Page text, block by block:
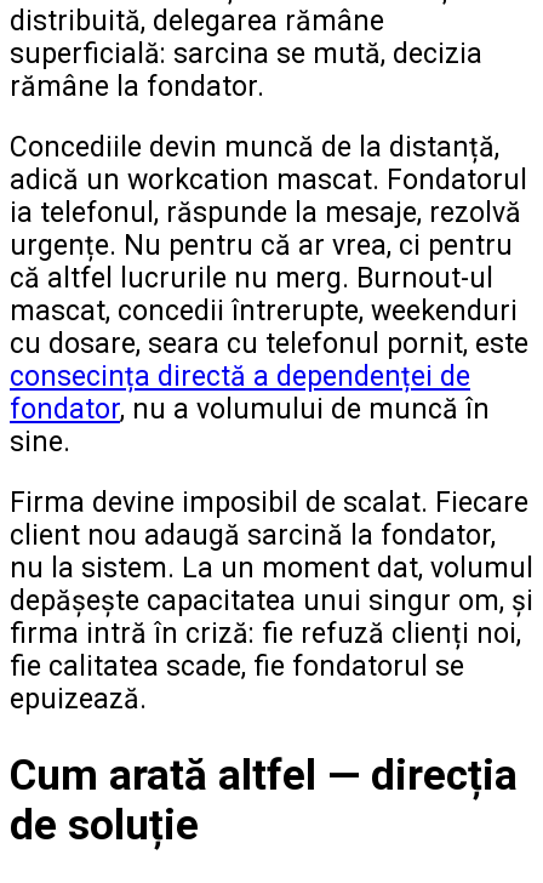
distribuită, delegarea rămâne
superficială: sarcina se mută, decizia
rămâne la fondator.
Concediile devin muncă de la distanță,
adică un workcation mascat. Fondatorul
ia telefonul, răspunde la mesaje, rezolvă
urgențe. Nu pentru că ar vrea, ci pentru
că altfel lucrurile nu merg. Burnout-ul
mascat, concedii întrerupte, weekenduri
cu dosare, seara cu telefonul pornit, este
consecința directă a dependenței de
fondator, nu a volumului de muncă în
sine.
Firma devine imposibil de scalat. Fiecare
client nou adaugă sarcină la fondator,
nu la sistem. La un moment dat, volumul
depășește capacitatea unui singur om, și
firma intră în criză: fie refuză clienți noi,
fie calitatea scade, fie fondatorul se
epuizează.
Cum arată altfel — direcția
de soluție